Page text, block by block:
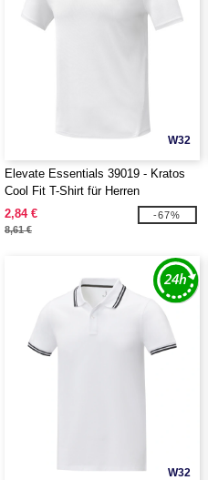
W32
Elevate Essentials 39019 - Kratos
Cool Fit T-Shirt für Herren
2,84 €
8,61 €
-67%
W32